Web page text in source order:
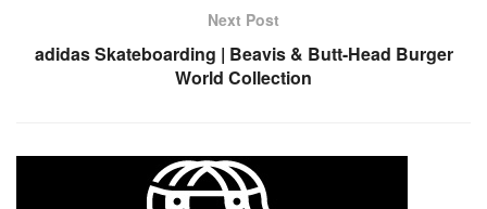
Next Post
adidas Skateboarding | Beavis & Butt-Head Burger
World Collection